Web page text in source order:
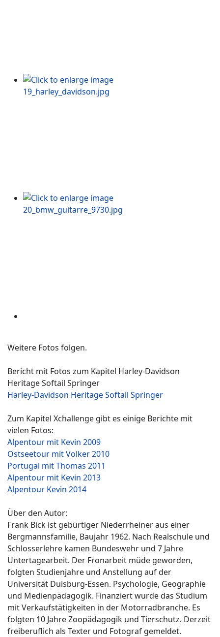
Weitere Fotos folgen.
Bericht mit Fotos zum Kapitel Harley-Davidson
Heritage Softail Springer
Harley-Davidson Heritage Softail Springer
Zum Kapitel Xchallenge gibt es einige Berichte mit
vielen Fotos:
Alpentour mit Kevin 2009
Ostseetour mit Volker 2010
Portugal mit Thomas 2011
Alpentour mit Kevin 2013
Alpentour Kevin 2014
Über den Autor:
Frank Bick ist gebürtiger Niederrheiner aus einer
Bergmannsfamilie, Baujahr 1962. Nach Realschule und
Schlosserlehre kamen Bundeswehr und 7 Jahre
Untertagearbeit. Der Fronarbeit müde geworden,
folgten Studienjahre und Anstellung auf der
Universität Duisburg-Essen. Psychologie, Geographie
und Medienpädagogik. Finanziert wurde das Studium
mit Verkaufstätigkeiten in der Motorradbranche. Es
folgten 10 Jahre Zoopädagogik und Tierschutz. Derzeit
freiberuflich als Texter und Fotograf gemeldet.